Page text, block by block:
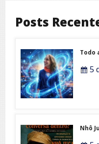
Posts
Todo
5
Nhô